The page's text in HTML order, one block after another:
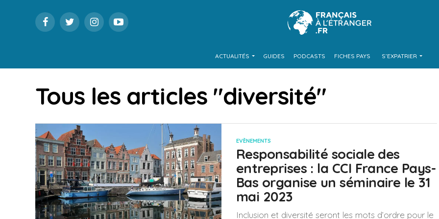
ACTUALITÉS GUIDES PODCASTS FICHES PAYS S’EXPATRIER
Tous les articles "diversité"
EVÈNEMENTS
Responsabilité sociale des
entreprises : la CCI France Pays-
Bas organise un séminaire le 31
mai 2023
Inclusion et diversité seront les mots d’ordre pour le